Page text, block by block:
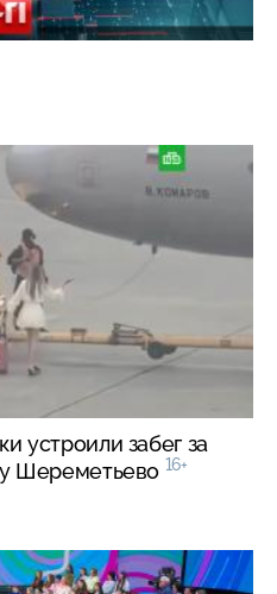
устроили забег за
Шереметьево 16+